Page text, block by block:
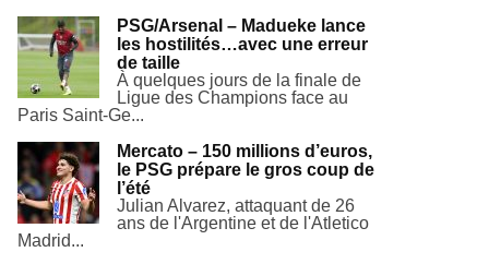
PSG/Arsenal – Madueke lance
les hostilités…avec une erreur
de taille
À quelques jours de la finale de
Ligue des Champions face au
Paris Saint-Ge...
Mercato – 150 millions d’euros,
le PSG prépare le gros coup de
l’été
Julian Alvarez, attaquant de 26
ans de l'Argentine et de l'Atletico
Madrid...